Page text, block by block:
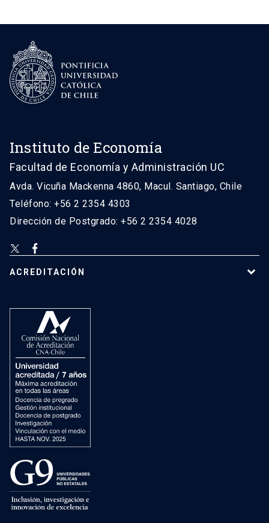
Instituto de Economía
Facultad de Economía y Administración UC
Avda. Vicuña Mackenna 4860, Macul. Santiago, Chile
Teléfono: +56 2 2354 4303
Dirección de Postgrado: +56 2 2354 4028
ACREDITACIÓN